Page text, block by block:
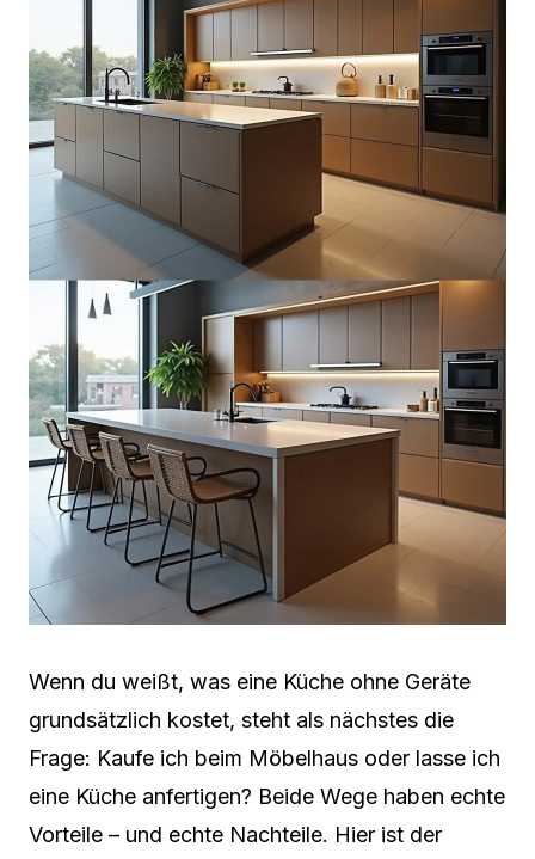
Wenn du weißt, was eine Küche ohne Geräte
grundsätzlich kostet, steht als nächstes die
Frage: Kaufe ich beim Möbelhaus oder lasse ich
eine Küche anfertigen? Beide Wege haben echte
Vorteile – und echte Nachteile. Hier ist der